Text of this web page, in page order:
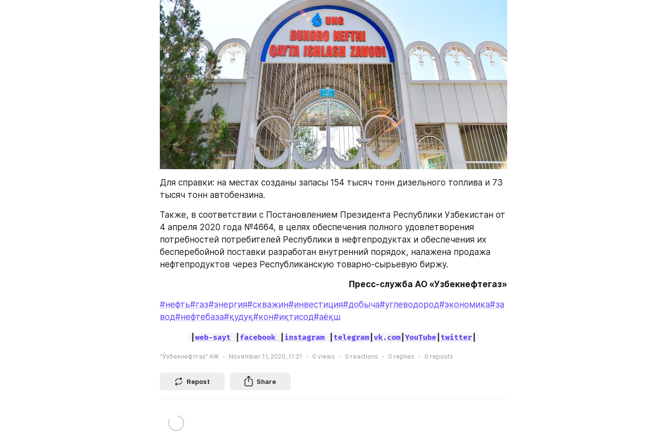
Для справки: на местах созданы запасы 154 тысяч тонн дизельного топлива и 73
тысяч тонн автобензина.
Также, в соответствии с Постановлением Президента Республики Узбекистан от
4 апреля 2020 года №4664, в целях обеспечения полного удовлетворения
потребностей потребителей Республики в нефтепродуктах и обеспечения их
бесперебойной поставки разработан внутренний порядок, налажена продажа
нефтепродуктов через Республиканскую товарно-сырьевую биржу.
Пресс-служба АО «Узбекнефтегаз»
#нефть#газ#энергия#скважин#инвестиция#добыча#углеводород#экономика#за
вод#нефтебаза#қудуқ#кон#иқтисод#аёқш
web-sayt facebook instagram telegram vk.com YouTube twitter
“Ўзбекнефтгаз” АЖ November 11, 2020, 11:21 0 views 0 reactions 0 replies 0 reposts
Repost Share